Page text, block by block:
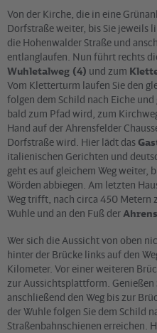
Von der Kirche, die in eine
Dorfstraße weiter, bis Sie jeweils
die Hohenwalder Straße und
entlanglaufen. Nun führt rechts
Wuhletalweg (4) und zum
Vom Kletterturm laufen Sie den
folgen dem Schild nach Eiche und
bald zum Pfad wird, zum
Hand auf der Ahrensfelder
Dorfstraße wird. Hier lädt das
italienischen Gerichten und
geht es auf gleichem Weg weiter,
Wörden abbiegen. Am letzten
Weg trifft, nach circa 450 Metern
Wuhle und an den Fuß der
Wer sich die Aussicht von oben
hinter der Brücke links auf den
Kilometer. Vor einer weiteren
zur Aussichtsplattform. Genießen
anschließend den Weg bis zur
der Wuhle folgen Sie dem Schild
Straßenbahnschienen erreichen.